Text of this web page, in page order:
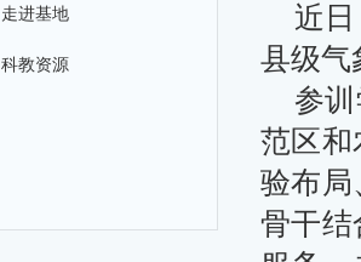
走进基地
科教资源
近
县级气
参
范区和
验布局
骨干结